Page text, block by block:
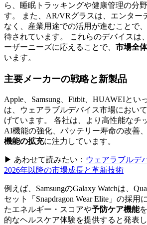
ら、睡眠トラッキングや健康管理の分
す。 また、AR/VRグラスは、エンター
なく、産業用途での活用が進むことで
待されています。 これらのデバイスは
ーザーニーズに応えることで、 市場全
います。
主要メーカーの戦略と新製品
Apple、Samsung、Fitbit、HUAWEIとい
は、ウェアラブルデバイス市場において
げています。 各社は、より高性能なチ
AI機能の強化、バッテリー寿命の改善
機能の拡充に注力しています。
▶ あわせて読みたい： ウェアラブルデ
2026年以降の市場成長と革新技術
例えば、SamsungのGalaxy Watchは、
セット「Snapdragon Wear Elite」の採用
たエネルギー・スコアや予防ケア機能
的なヘルスケア体験を提供すると発表し